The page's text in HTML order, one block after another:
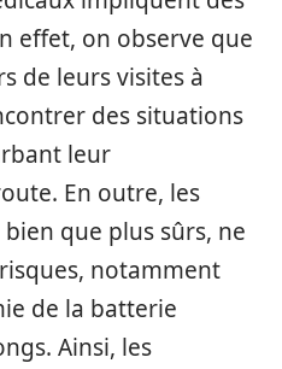
effet, on observe que
de leurs visites à
des situations
leur
En outre, les
que plus sûrs, ne
notamment
de la batterie
Ainsi, les